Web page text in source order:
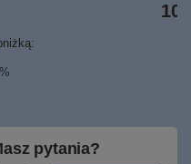
pytania?